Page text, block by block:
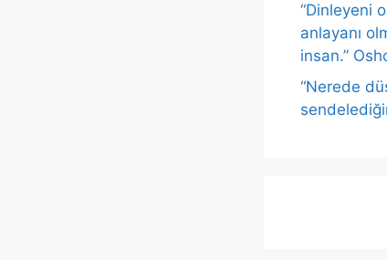
“Dinleyeni
anlayanı
insan.”
“Nerede